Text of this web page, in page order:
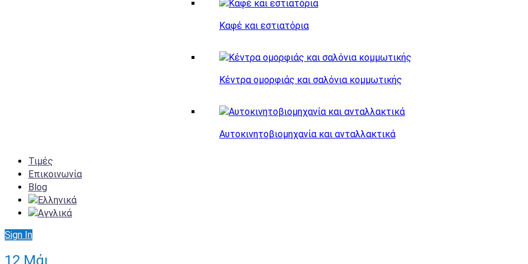
Καφέ και εστιατόρια
Κέντρα ομορφιάς και σαλόνια κομμωτικής
Αυτοκινητοβιομηχανία και ανταλλακτικά
Τιμές
Επικοινωνία
Blog
Sign In
12 Μάι